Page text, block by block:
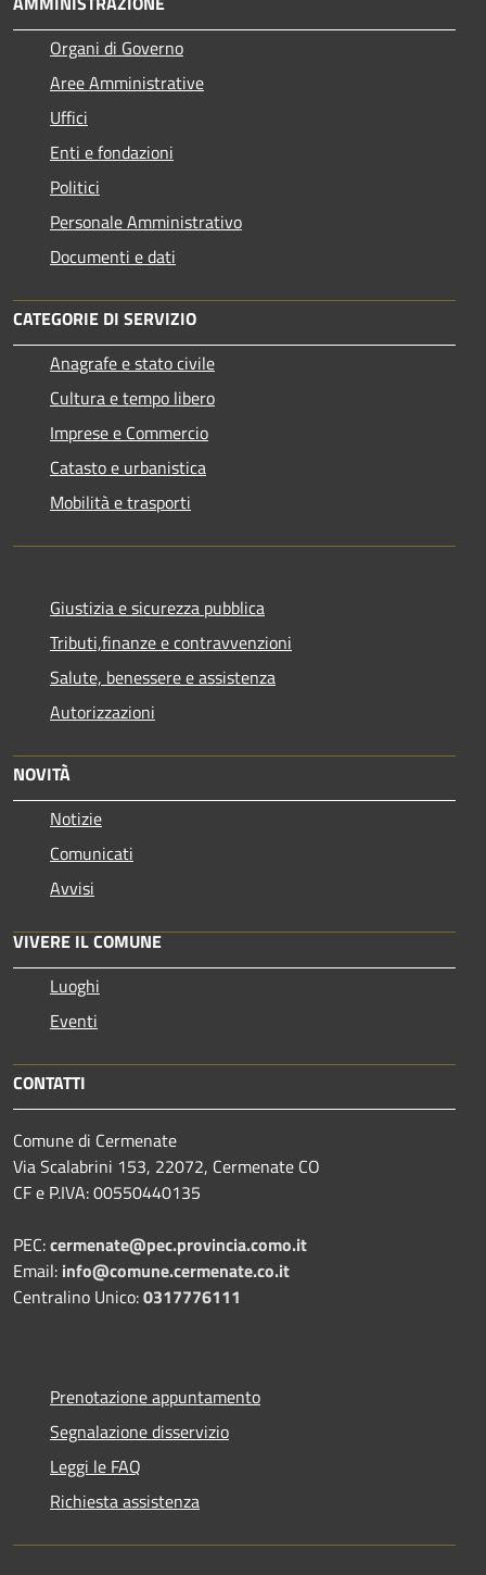
Organi di Governo
Aree Amministrative
Uffici
Enti e fondazioni
Politici
Personale Amministrativo
Documenti e dati
CATEGORIE DI SERVIZIO
Anagrafe e stato civile
Cultura e tempo libero
Imprese e Commercio
Catasto e urbanistica
Mobilità e trasporti
Giustizia e sicurezza pubblica
Tributi,finanze e contravvenzioni
Salute, benessere e assistenza
Autorizzazioni
NOVITÀ
Notizie
Comunicati
Avvisi
VIVERE IL COMUNE
Luoghi
Eventi
CONTATTI
Comune di Cermenate
Via Scalabrini 153, 22072, Cermenate CO
CF e P.IVA: 00550440135
PEC:cermenate@pec.provincia.como.it
Email: info@comune.cermenate.co.it
Centralino Unico:0317776111
Prenotazione appuntamento
Segnalazione disservizio
Leggi le FAQ
Richiesta assistenza